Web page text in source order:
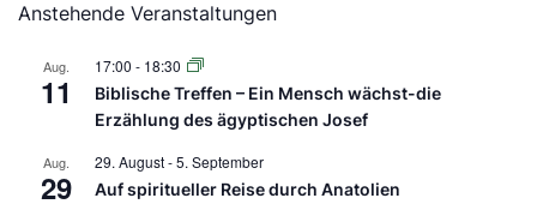
Anstehende Veranstaltungen
Aug.
11
17:00 - 18:30
Biblische Treffen – Ein Mensch wächst-die
Erzählung des ägyptischen Josef
Aug.
29
29. August-5. September
Auf spiritueller Reise durch Anatolien